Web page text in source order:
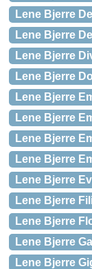
Lene Bjerre
Lene Bjerre
Lene Bjerre
Lene Bjerre
Lene Bjerre
Lene Bjerre
Lene Bjerre
Lene Bjerre
Lene Bjerre
Lene Bjerre
Lene Bjerre
Lene Bjerre
Lene Bjerre